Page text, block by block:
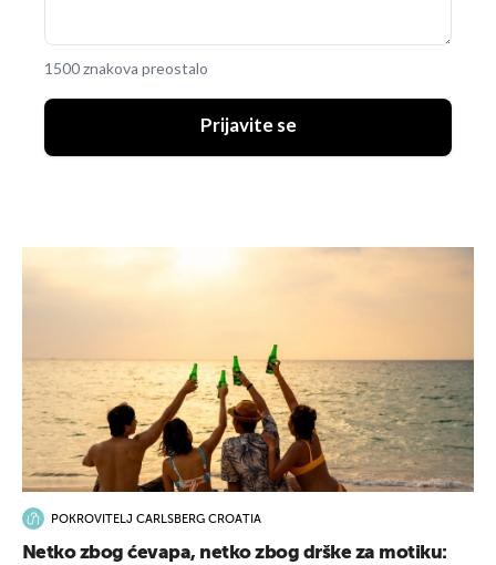
1500 znakova preostalo
Prijavite se
POKROVITELJ CARLSBERG CROATIA
Netko zbog ćevapa, netko zbog drške za motiku: